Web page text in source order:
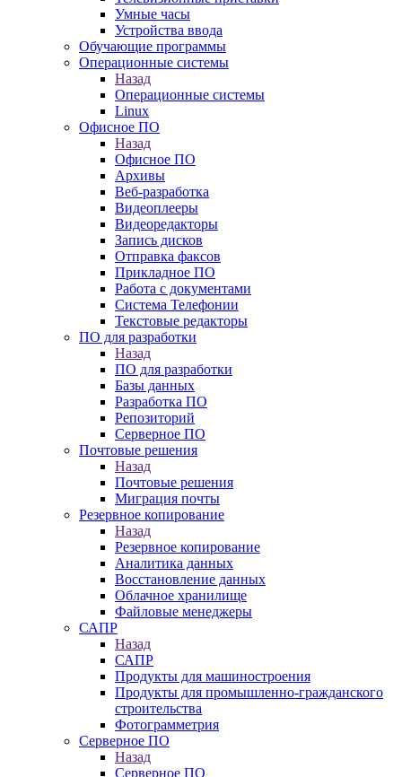
Умные часы
Устройства ввода
Обучающие программы
Операционные системы
Назад
Операционные системы
Linux
Офисное ПО
Назад
Офисное ПО
Архивы
Веб-разработка
Видеоплееры
Видеоредакторы
Запись дисков
Отправка факсов
Прикладное ПО
Работа с документами
Система Телефонии
Текстовые редакторы
ПО для разработки
Назад
ПО для разработки
Базы данных
Разработка ПО
Репозиторий
Серверное ПО
Почтовые решения
Назад
Почтовые решения
Миграция почты
Резервное копирование
Назад
Резервное копирование
Аналитика данных
Восстановление данных
Облачное хранилище
Файловые менеджеры
САПР
Назад
САПР
Продукты для машиностроения
Продукты для промышленно-гражданского
строительства
Фотограмметрия
Серверное ПО
Назад
Серверное ПО